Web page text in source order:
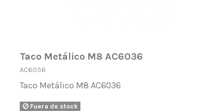
Taco Metálico M8 AC6036
AC6036
Taco Metálico M8 AC6036
Fuera de stock